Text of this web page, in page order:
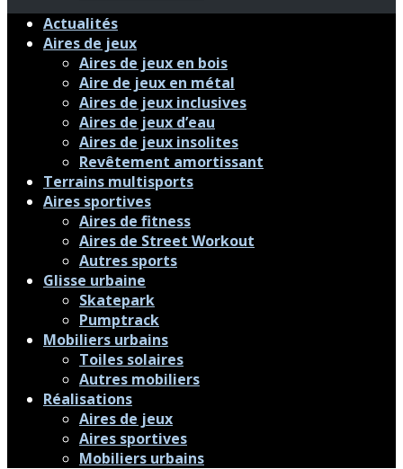
Actualités
Aires de jeux
Aires de jeux en bois
Aire de jeux en métal
Aires de jeux inclusives
Aires de jeux d’eau
Aires de jeux insolites
Revêtement amortissant
Terrains multisports
Aires sportives
Aires de fitness
Aires de Street Workout
Autres sports
Glisse urbaine
Skatepark
Pumptrack
Mobiliers urbains
Toiles solaires
Autres mobiliers
Réalisations
Aires de jeux
Aires sportives
Mobiliers urbains